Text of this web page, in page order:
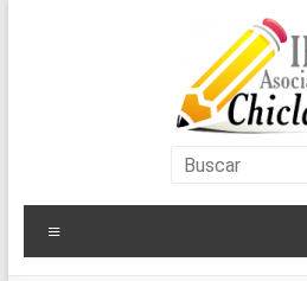
Asociación
IBI
Chiclana